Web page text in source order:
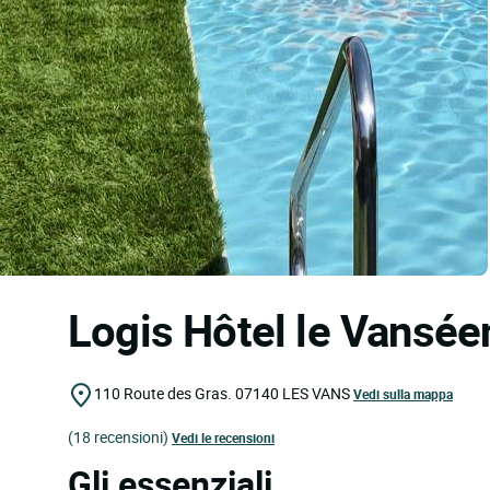
Logis Hôtel le
110 Route des Gras. 07140 LES VANSVedi sulla mappa
(18 recensioni) Vedi le recensioni